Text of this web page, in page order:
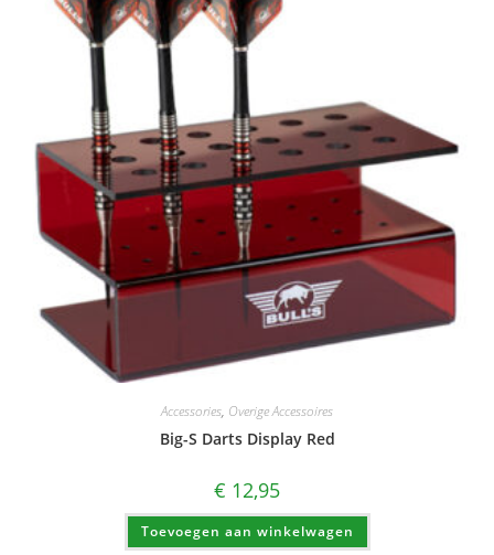
Accessories, Overige Accessoires
Big-S Darts Display Red
€ 12,95
Toevoegen aan winkelwagen